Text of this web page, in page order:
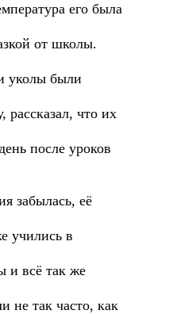
его была
от школы.
уколы были
рассказал, что их
после уроков
забылась, её
учились в
и всё так же
не так часто, как